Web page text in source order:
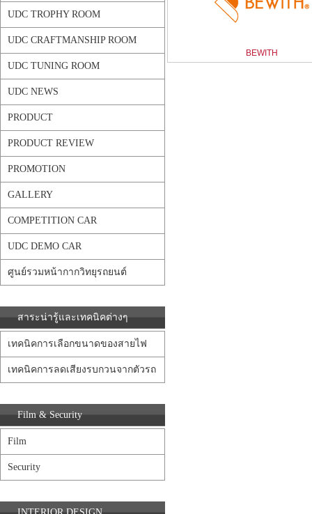
UDC TROPHY ROOM
UDC CRAFTMANSHIP ROOM
UDC TUNING ROOM
UDC NEWS
PRODUCT
PRODUCT REVIEW
PROMOTION
GALLERY
COMPETITION CAR
UDC DEMO CAR
ศูนย์รวมหน้ากากวิทยุรถยนต์
สาระน่ารู้และเทคนิคต่างๆ
เทคนิคการเลือกขนาดของสายไฟ
เทคนิคการลดเสียงรบกวนจากตัวรถ
Film & Security
Film
Security
BEWITH